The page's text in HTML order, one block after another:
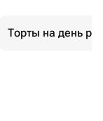
Торты на день